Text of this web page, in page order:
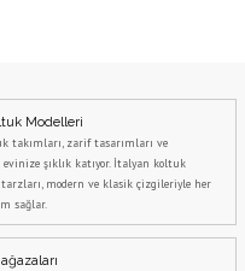
Modelleri
takımları, zarif tasarımları ve
evinize şıklık katıyor. İtalyan koltuk
modern ve klasik çizgileriyle her
sağlar.